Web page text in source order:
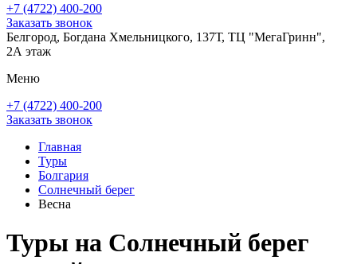
+7 (4722) 400-200
Заказать звонок
Белгород, Богдана Хмельницкого, 137Т, ТЦ "МегаГринн",
2А этаж
Меню
+7 (4722) 400-200
Заказать звонок
Главная
Туры
Болгария
Солнечный берег
Весна
Туры на Солнечный берег